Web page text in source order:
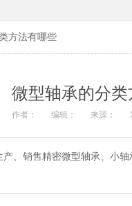
方法有哪些
微型轴承的分
作者： 编辑： 来源：
、销售精密微型轴承、小